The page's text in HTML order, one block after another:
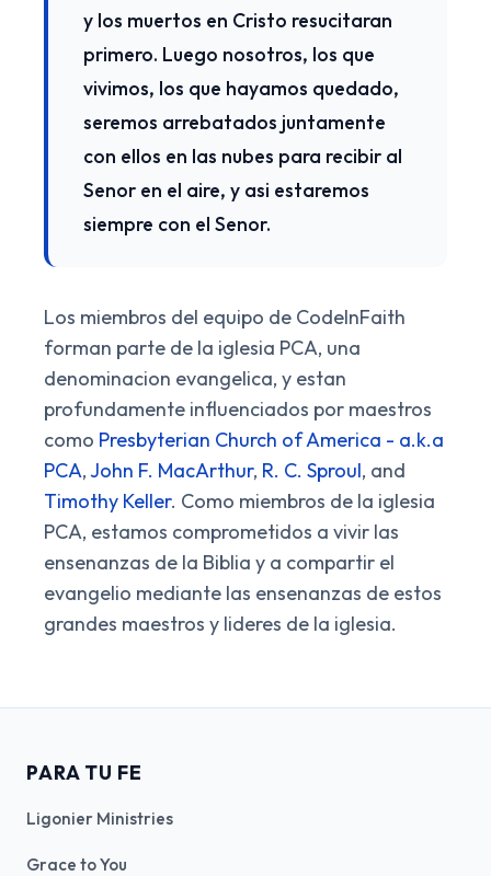
y los muertos en Cristo resucitaran
primero. Luego nosotros, los que
vivimos, los que hayamos quedado,
seremos arrebatados juntamente
con ellos en las nubes para recibir al
Senor en el aire, y asi estaremos
siempre con el Senor.
Los miembros del equipo de CodeInFaith
forman parte de la iglesia PCA, una
denominacion evangelica, y estan
profundamente influenciados por maestros
como Presbyterian Church of America - a.k.a
PCA,John F. MacArthur, R. C. Sproul, and
Timothy Keller. Como miembros de la iglesia
PCA, estamos comprometidos a vivir las
ensenanzas de la Biblia y a compartir el
evangelio mediante las ensenanzas de estos
grandes maestros y lideres de la iglesia.
PARA TU FE
Ligonier Ministries
Grace to You